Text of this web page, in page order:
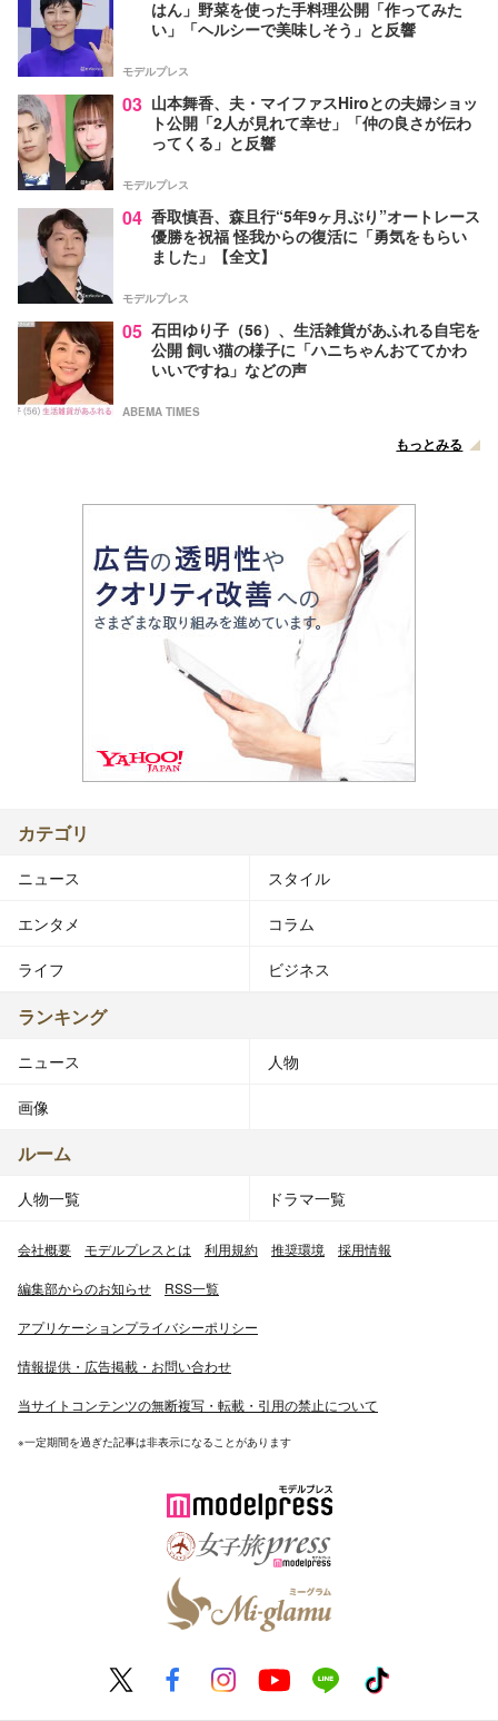
はん」野菜を使った手料理公開「作ってみた
い」「ヘルシーで美味しそう」と反響
モデルプレス
03 山本舞香、夫・マイファスHiroとの夫婦ショッ
ト公開「2人が見れて幸せ」「仲の良さが伝わ
ってくる」と反響
モデルプレス
04 香取慎吾、森且行“5年9ヶ月ぶり”オートレース
優勝を祝福 怪我からの復活に「勇気をもらい
ました」【全文】
モデルプレス
05 石田ゆり子（56）、生活雑貨があふれる自宅を
公開 飼い猫の様子に「ハニちゃんおててかわ
いいですね」などの声
ABEMA TIMES
もっとみる
カテゴリ
ニュース スタイル
エンタメ コラム
ライフ ビジネス
ランキング
ニュース 人物
画像
ルーム
人物一覧 ドラマ一覧
会社概要 モデルプレスとは 利用規約 推奨環境 採用情報
編集部からのお知らせ RSS一覧
アプリケーションプライバシーポリシー
情報提供・広告掲載・お問い合わせ
当サイトコンテンツの無断複写・転載・引用の禁止について
※一定期間を過ぎた記事は非表示になることがあります